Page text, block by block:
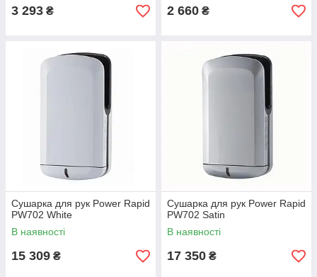
3 293 ₴ 2 660 ₴
Сушарка для рук Power Rapid
PW702 White
В наявності
15 309 ₴
Сушарка для рук Power Rapid
PW702 Satin
В наявності
17 350 ₴